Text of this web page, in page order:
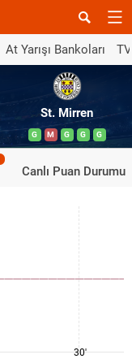
At Yarışı Bankoları
St. Mirren
G M G G G
Canlı Puan Durumu
30'